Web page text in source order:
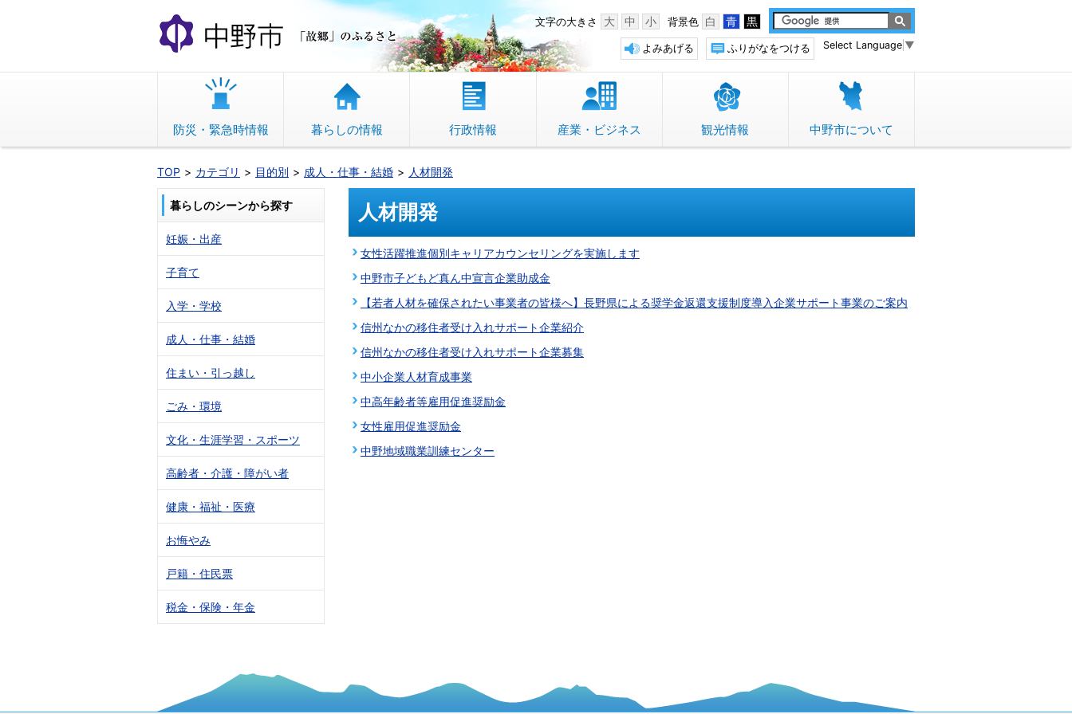
文
へ
動
中野市 「故郷」のふるさと 背景色 白 青 黒
文字の大きさ 大 中 小
Select Language ▼
ふりがなをつける
よみあげる
防災・緊急時情報 暮らしの情報 行政情報 産業・ビジネス 観光情報 中野市について
TOP カテゴリ 目的別 成人・仕事・結婚 人材開発
人材開発
女性活躍推進個別キャリアカウンセリングを実施します
中野市子どもど真ん中宣言企業助成金
【若者人材を確保されたい事業者の皆様へ】長野県による奨学⾦返還⽀援制度導入企業サポート事業のご案内
信州なかの移住者受け入れサポート企業紹介
信州なかの移住者受け入れサポート企業募集
中小企業人材育成事業
中高年齢者等雇用促進奨励金
女性雇用促進奨励金
中野地域職業訓練センター
暮らしのシーンから探す
妊娠・出産
子育て
入学・学校
成人・仕事・結婚
住まい・引っ越し
ごみ・環境
文化・生涯学習・スポーツ
高齢者・介護・障がい者
健康・福祉・医療
お悔やみ
戸籍・住民票
税金・保険・年金